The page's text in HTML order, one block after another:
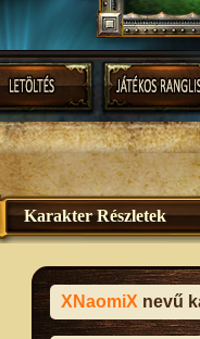
Karakter Részletek
XNaomiX nevű